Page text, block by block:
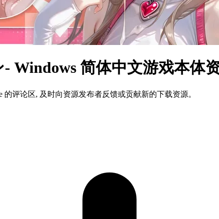
Windows 简体中文游戏本体
评论区, 及时向资源发布者反馈或贡献新的下载资源。